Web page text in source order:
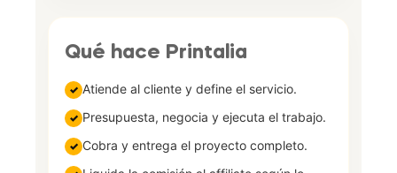
Qué hace Printalia
✓ Atiende al cliente y define el servicio.
✓ Presupuesta, negocia y ejecuta el trabajo.
✓ Cobra y entrega el proyecto completo.